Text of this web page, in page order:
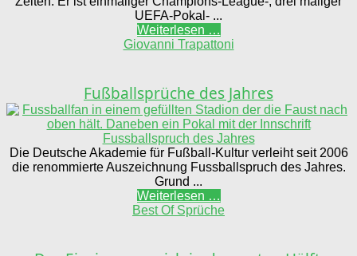
UEFA-Pokal- ...
Weiterlesen …
Giovanni Trapattoni
Fußballsprüche des Jahres
Die Deutsche Akademie für Fußball-Kultur verleiht seit 2006
die renommierte Auszeichnung Fussballspruch des Jahres.
Grund ...
Weiterlesen …
Best Of Sprüche